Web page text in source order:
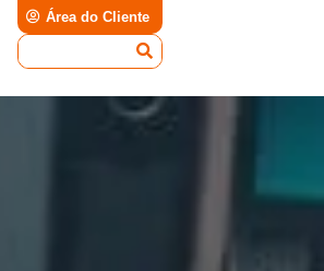
Área do Cliente